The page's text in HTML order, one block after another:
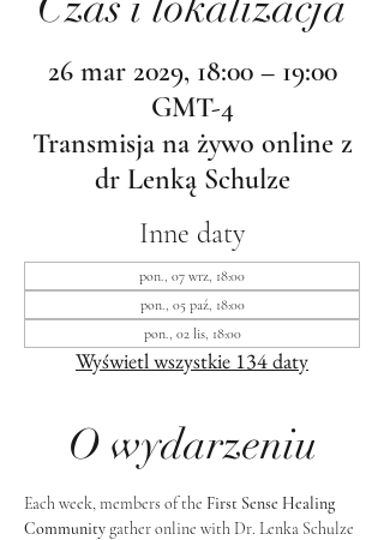
26 mar 2029, 18:00 – 19:00
GMT-4
Transmisja na żywo online z
dr Lenką Schulze
Inne daty
pon., 07 wrz, 18:00
pon., 05 paź, 18:00
pon., 02 lis, 18:00
Wyświetl wszystkie 134 daty
O wydarzeniu
Each week, members of the First Sense Healing
Community gather online with Dr. Lenka Schulze